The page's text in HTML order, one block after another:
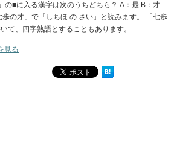
の■に入る漢字は次のうちどちら？ A：最 B：才
の才」で「しちほ の さい」と読みます。 「七歩
て、四字熟語とすることもあります。 …
見る